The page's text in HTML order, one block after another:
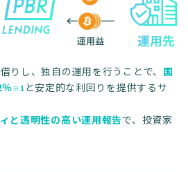
りし、独自の運用を行うことで、 国
※1 と安定的な利回りを提供するサ
と透明性の高い運用報告で、投資家